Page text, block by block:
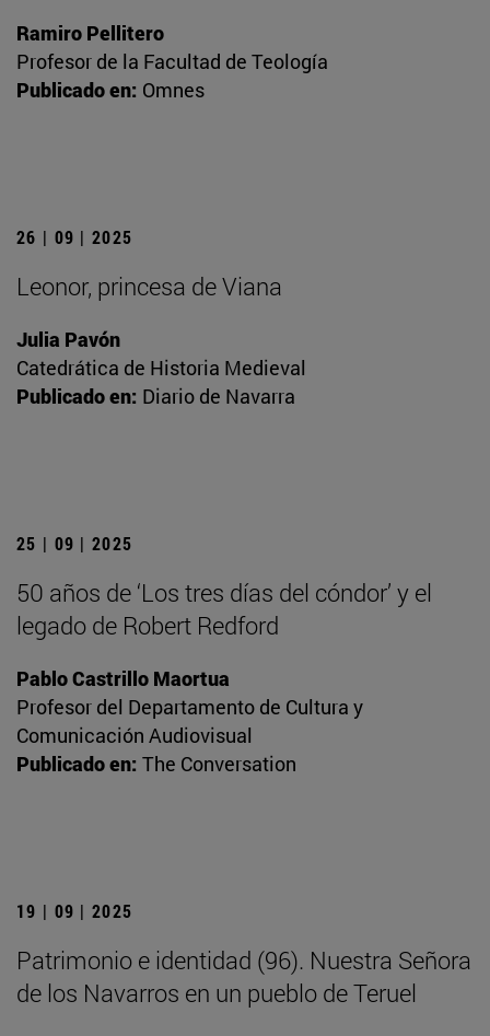
Ramiro Pellitero
Profesor de la Facultad de Teología
Publicado en: Omnes
26 | 09 | 2025
Leonor, princesa de Viana
Julia Pavón
Catedrática de Historia Medieval
Publicado en: Diario de Navarra
25 | 09 | 2025
50 años de ‘Los tres días del cóndor’ y el
legado de Robert Redford
Pablo Castrillo Maortua
Profesor del Departamento de Cultura y
Comunicación Audiovisual
Publicado en: The Conversation
19 | 09 | 2025
Patrimonio e identidad (96). Nuestra Señora
de los Navarros en un pueblo de Teruel